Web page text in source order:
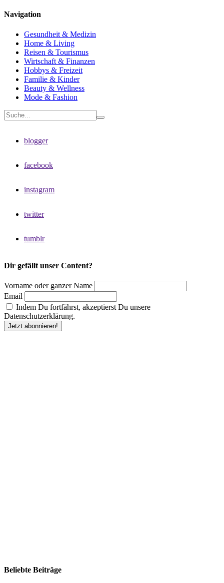
Navigation
Gesundheit & Medizin
Home & Living
Reisen & Tourismus
Wirtschaft & Finanzen
Hobbys & Freizeit
Familie & Kinder
Beauty & Wellness
Mode & Fashion
blogger
facebook
instagram
twitter
tumblr
Dir gefällt unser Content?
Vorname oder ganzer Name
Email
Indem Du fortfährst, akzeptierst Du unsere
Datenschutzerklärung.
Beliebte Beiträge